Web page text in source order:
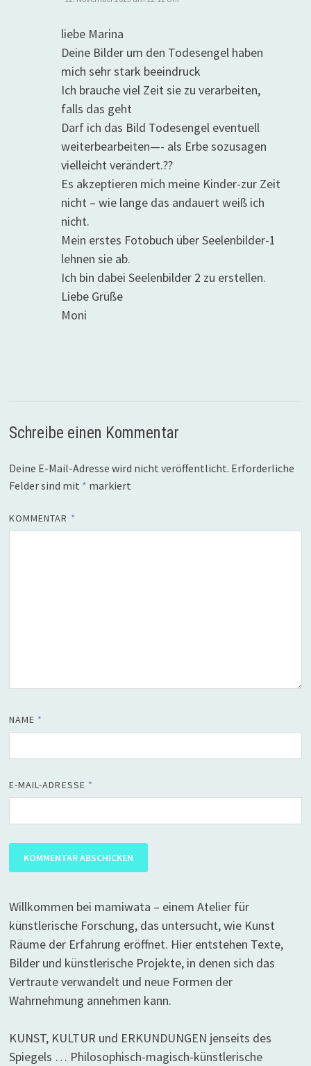
liebe Marina
Deine Bilder um den Todesengel haben
mich sehr stark beeindruck
Ich brauche viel Zeit sie zu verarbeiten,
falls das geht
Darf ich das Bild Todesengel eventuell
weiterbearbeiten—- als Erbe sozusagen
vielleicht verändert.??
Es akzeptieren mich meine Kinder-zur Zeit
nicht – wie lange das andauert weiß ich
nicht.
Mein erstes Fotobuch über Seelenbilder-1
lehnen sie ab.
Ich bin dabei Seelenbilder 2 zu erstellen.
Liebe Grüße
Moni
Schreibe einen Kommentar
Deine E-Mail-Adresse wird nicht veröffentlicht. Erforderliche
Felder sind mit * markiert
KOMMENTAR *
NAME *
E-MAIL-ADRESSE *
Willkommen bei mamiwata – einem Atelier für
künstlerische Forschung, das untersucht, wie Kunst
Räume der Erfahrung eröffnet. Hier entstehen Texte,
Bilder und künstlerische Projekte, in denen sich das
Vertraute verwandelt und neue Formen der
Wahrnehmung annehmen kann.
KUNST, KULTUR und ERKUNDUNGEN jenseits des
Spiegels … Philosophisch-magisch-künstlerische